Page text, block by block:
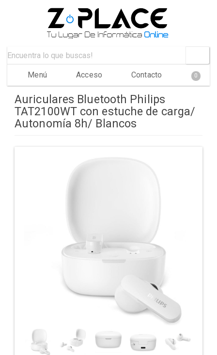
Menú Acceso Contacto 0
Auriculares Bluetooth Philips
TAT2100WT con estuche de carga/
Autonomía 8h/ Blancos